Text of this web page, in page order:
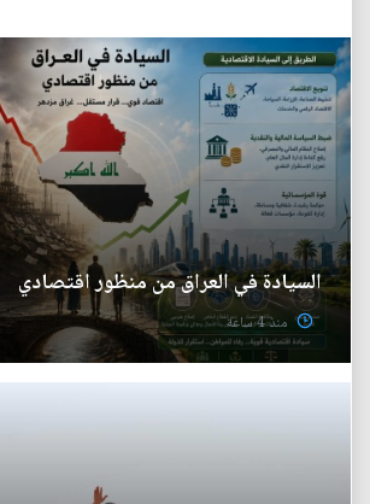
السيادة في العراق من منظور اقتصادي
منذ 4 ساعة